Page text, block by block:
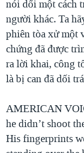
nói dối một cách
người khác. Ta
phiên tòa xử một
chứng đã được
ra lời khai, công
là bị can đã dối
AMERICAN
he didn’t shoot
His fingerprints